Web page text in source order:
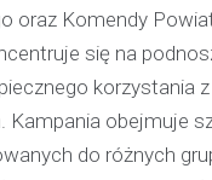
oraz Komendy
się na
korzystania
Kampania obejmuje
do różnych